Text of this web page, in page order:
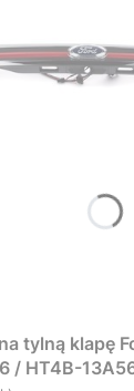
tylną klapę
/ HT4B-